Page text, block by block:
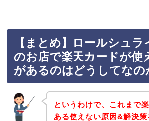
【まとめ】ロールシュラ
のお店で楽天カードが使
があるのはどうしてなの
というわけで、これまで
ある使えない原因&解決策